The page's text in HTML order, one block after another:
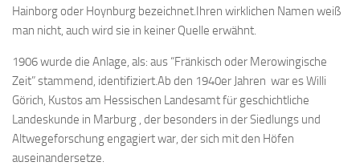
Hainborg oder Hoynburg bezeichnet.Ihren wirklichen Namen weiß
man nicht, auch wird sie in keiner Quelle erwähnt.
1906 wurde die Anlage, als: aus “Fränkisch oder Merowingische
Zeit” stammend, identifiziert.Ab den 1940er Jahren war es Willi
Görich, Kustos am Hessischen Landesamt für geschichtliche
Landeskunde in Marburg , der besonders in der Siedlungs und
Altwegeforschung engagiert war, der sich mit den Höfen
auseinandersetze.